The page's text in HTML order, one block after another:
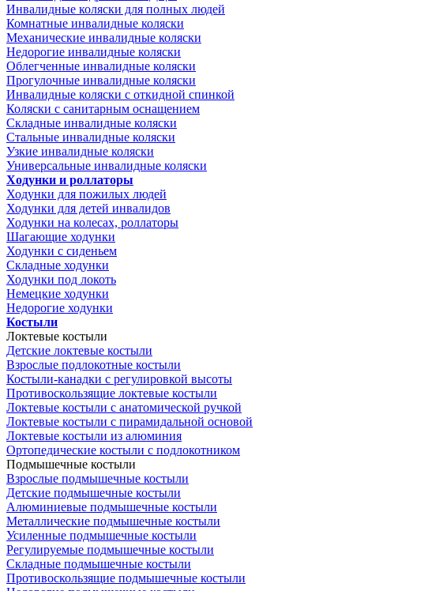
Инвалидные коляски для полных людей
Комнатные инвалидные коляски
Механические инвалидные коляски
Недорогие инвалидные коляски
Облегченные инвалидные коляски
Прогулочные инвалидные коляски
Инвалидные коляски с откидной спинкой
Коляски с санитарным оснащением
Складные инвалидные коляски
Стальные инвалидные коляски
Узкие инвалидные коляски
Универсальные инвалидные коляски
Ходунки и роллаторы
Ходунки для пожилых людей
Ходунки для детей инвалидов
Ходунки на колесах, роллаторы
Шагающие ходунки
Ходунки с сиденьем
Складные ходунки
Ходунки под локоть
Немецкие ходунки
Недорогие ходунки
Костыли
Локтевые костыли
Детские локтевые костыли
Взрослые подлокотные костыли
Костыли-канадки с регулировкой высоты
Противоскользящие локтевые костыли
Локтевые костыли с анатомической ручкой
Локтевые костыли с пирамидальной основой
Локтевые костыли из алюминия
Ортопедические костыли с подлокотником
Подмышечные костыли
Взрослые подмышечные костыли
Детские подмышечные костыли
Алюминиевые подмышечные костыли
Металлические подмышечные костыли
Усиленные подмышечные костыли
Регулируемые подмышечные костыли
Складные подмышечные костыли
Противоскользящие подмышечные костыли